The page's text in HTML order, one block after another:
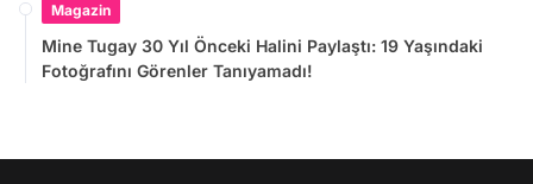
Magazin
Mine Tugay 30 Yıl Önceki Halini Paylaştı: 19 Yaşındaki
Fotoğrafını Görenler Tanıyamadı!